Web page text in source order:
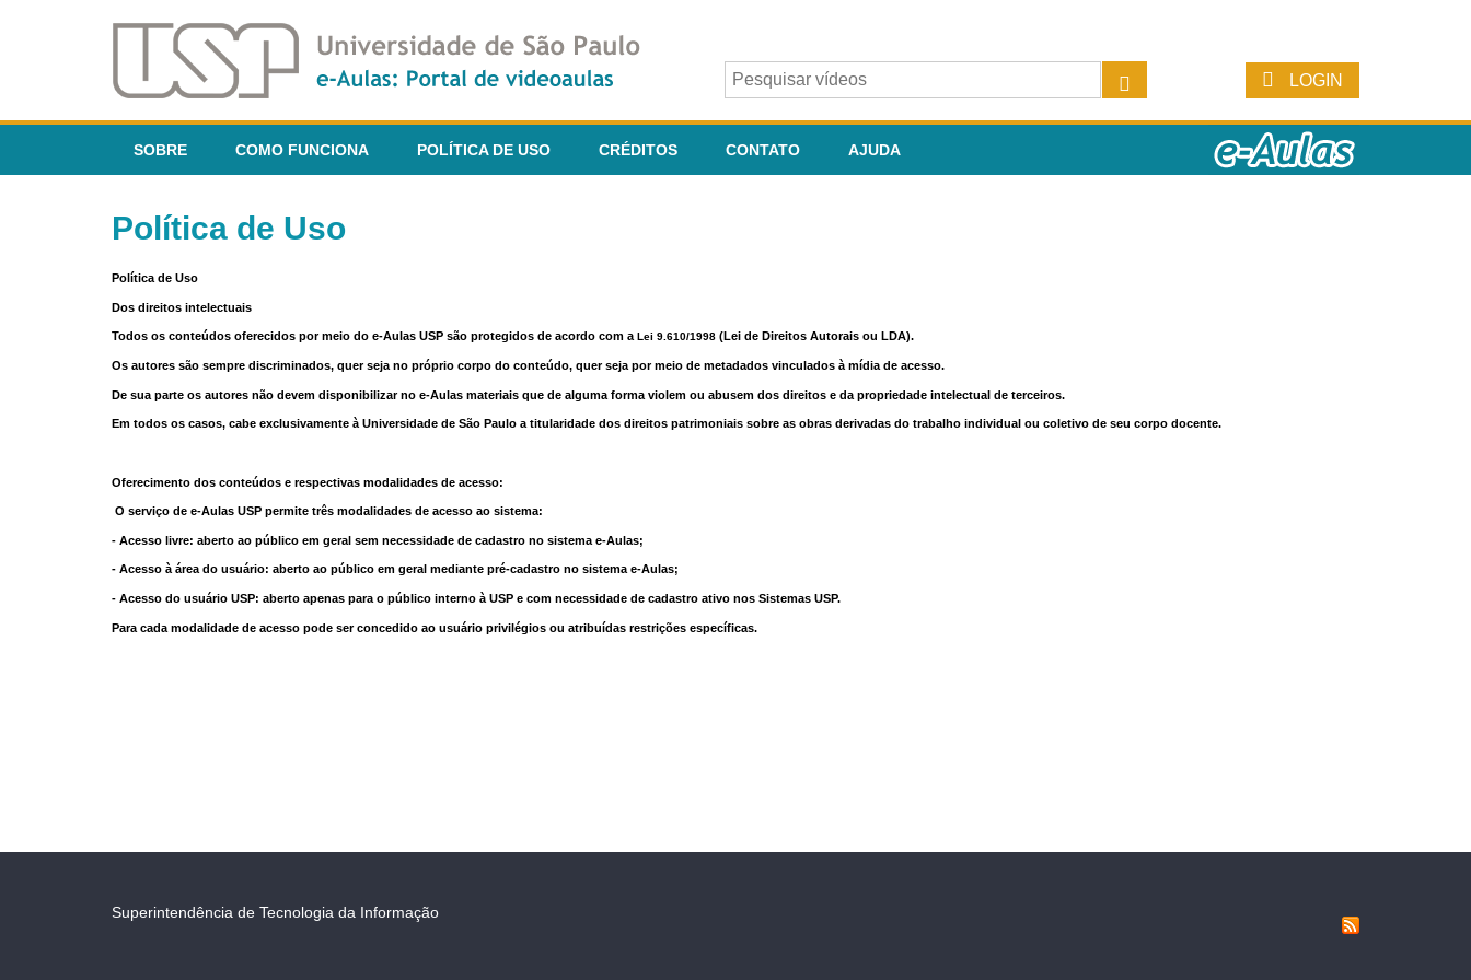
LOGIN
SOBRE COMO FUNCIONA POLÍTICA DE USO CRÉDITOS CONTATO AJUDA
Política de Uso
Política de Uso
Dos direitos intelectuais
Todos os conteúdos oferecidos por meio do e-Aulas USP são protegidos de acordo com a Lei 9.610/1998 (Lei de Direitos Autorais ou LDA).
Os autores são sempre discriminados, quer seja no próprio corpo do conteúdo, quer seja por meio de metadados vinculados à mídia de acesso.
De sua parte os autores não devem disponibilizar no e-Aulas materiais que de alguma forma violem ou abusem dos direitos e da propriedade intelectual de terceiros.
Em todos os casos, cabe exclusivamente à Universidade de São Paulo a titularidade dos direitos patrimoniais sobre as obras derivadas do trabalho individual ou coletivo de seu corpo docente.
Oferecimento dos conteúdos e respectivas modalidades de acesso:
O serviço de e-Aulas USP permite três modalidades de acesso ao sistema:
- Acesso livre: aberto ao público em geral sem necessidade de cadastro no sistema e-Aulas;
- Acesso à área do usuário: aberto ao público em geral mediante pré-cadastro no sistema e-Aulas;
- Acesso do usuário USP: aberto apenas para o público interno à USP e com necessidade de cadastro ativo nos Sistemas USP.
Para cada modalidade de acesso pode ser concedido ao usuário privilégios ou atribuídas restrições específicas.
Superintendência de Tecnologia da Informação